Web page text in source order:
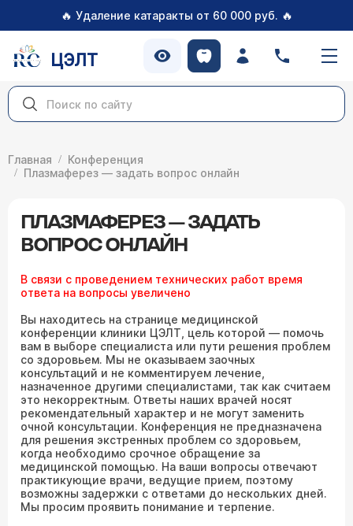
🔥 Удаление катаракты от 60 000 руб. 🔥
ЦЭЛТ
Главная
Конференция
Плазмаферез — задать вопрос онлайн
ПЛАЗМАФЕРЕЗ — ЗАДАТЬ
ВОПРОС ОНЛАЙН
В связи с проведением технических работ время
ответа на вопросы увеличено
Вы находитесь на странице медицинской
конференции клиники ЦЭЛТ, цель которой — помочь
вам в выборе специалиста или пути решения проблем
со здоровьем. Мы не оказываем заочных
консультаций и не комментируем лечение,
назначенное другими специалистами, так как считаем
это некорректным. Ответы наших врачей носят
рекомендательный характер и не могут заменить
очной консультации. Конференция не предназначена
для решения экстренных проблем со здоровьем,
когда необходимо срочное обращение за
медицинской помощью. На ваши вопросы отвечают
практикующие врачи, ведущие прием, поэтому
возможны задержки с ответами до нескольких дней.
Мы просим проявить понимание и терпение.